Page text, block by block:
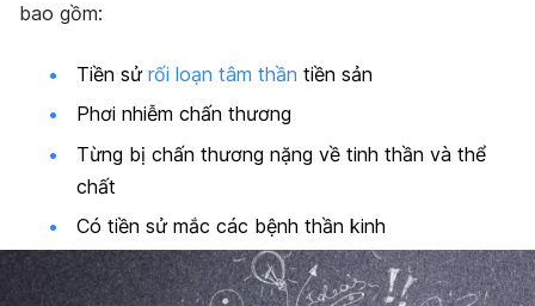
bao gồm:
Tiền sử rối loạn tâm thần tiền sản
Phơi nhiễm chấn thương
Từng bị chấn thương nặng về tinh thần và thể
chất
Có tiền sử mắc các bệnh thần kinh